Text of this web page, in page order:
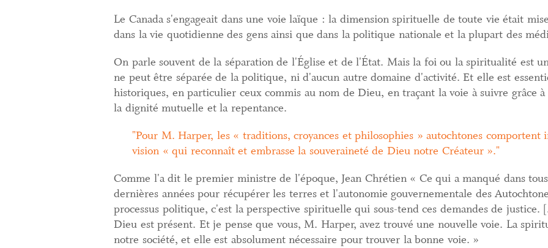
Le Canada s'engageait dans une voie laïque : la dimension spirituelle de toute vie était
dans la vie quotidienne des gens ainsi que dans la politique nationale et la plupart des
On parle souvent de la séparation de l'Église et de l'État. Mais la foi ou la spiritualité est
ne peut être séparée de la politique, ni d'aucun autre domaine d'activité. Et elle est
historiques, en particulier ceux commis au nom de Dieu, en traçant la voie à suivre grâce
la dignité mutuelle et la repentance.
Pour M. Harper, les « traditions, croyances et philosophies » autochtones comportent
vision « qui reconnaît et embrasse la souveraineté de Dieu notre Créateur ».
Comme l'a dit le premier ministre de l'époque, Jean Chrétien « Ce qui a manqué dans
dernières années pour récupérer les terres et l'autonomie gouvernementale des
processus politique, c'est la perspective spirituelle qui sous-tend ces demandes de
Dieu est présent. Et je pense que vous, M. Harper, avez trouvé une nouvelle voie. La
notre société, et elle est absolument nécessaire pour trouver la bonne voie. »